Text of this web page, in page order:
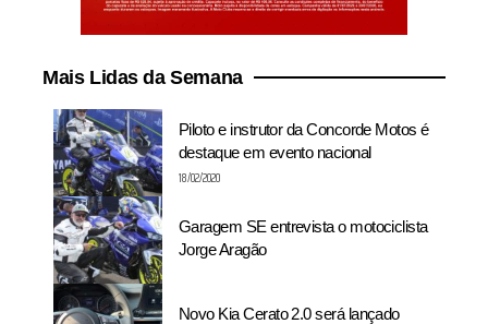
Mais Lidas da Semana
Piloto e instrutor da Concorde Motos é
destaque em evento nacional
18/02/2020
Garagem SE entrevista o motociclista
Jorge Aragão
Novo Kia Cerato 2.0 será lançado